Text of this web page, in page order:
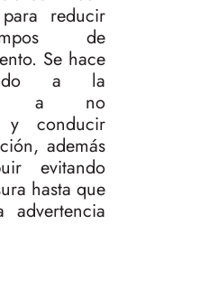
reducir
de
Se hace
a la
a no
y conducir
además
evitando
hasta que
advertencia